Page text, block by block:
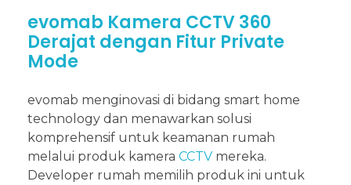
evomab Kamera CCTV 360
Derajat dengan Fitur Private
Mode
evomab menginovasi di bidang smart home
technology dan menawarkan solusi
komprehensif untuk keamanan rumah
melalui produk kamera CCTV mereka.
Developer rumah memilih produk ini untuk